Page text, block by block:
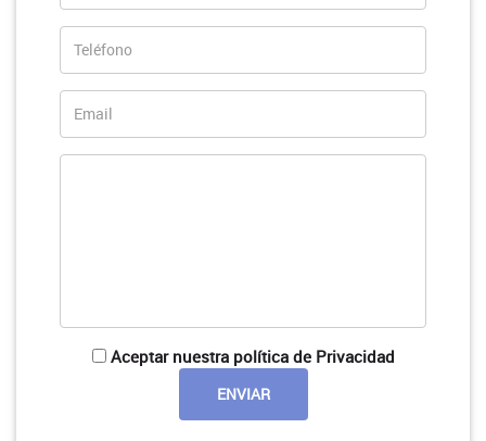
Aceptar nuestra política de Privacidad